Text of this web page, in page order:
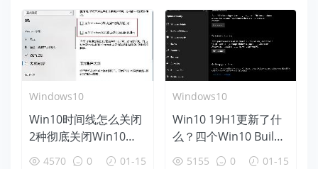
Windows10
Win10时间线怎么关闭
2种彻底关闭Win10时
间线方法
4570 0 01-15
Windows10
Win10 19H1更新了什
么？四个Win10 Build
18312新特性盘点
5155 0 01-15